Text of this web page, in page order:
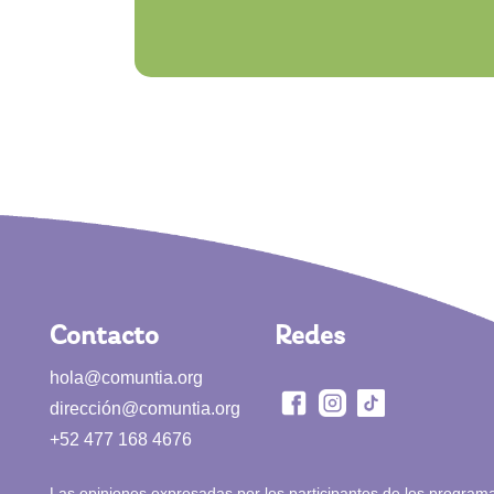
Contacto
hola@comuntia.org
dirección@comuntia.org
+52 477 168 4676
Redes